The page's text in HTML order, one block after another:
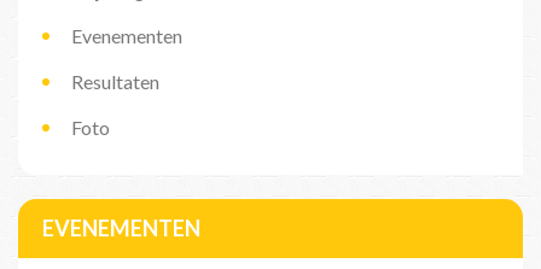
Evenementen
Resultaten
Foto
EVENEMENTEN